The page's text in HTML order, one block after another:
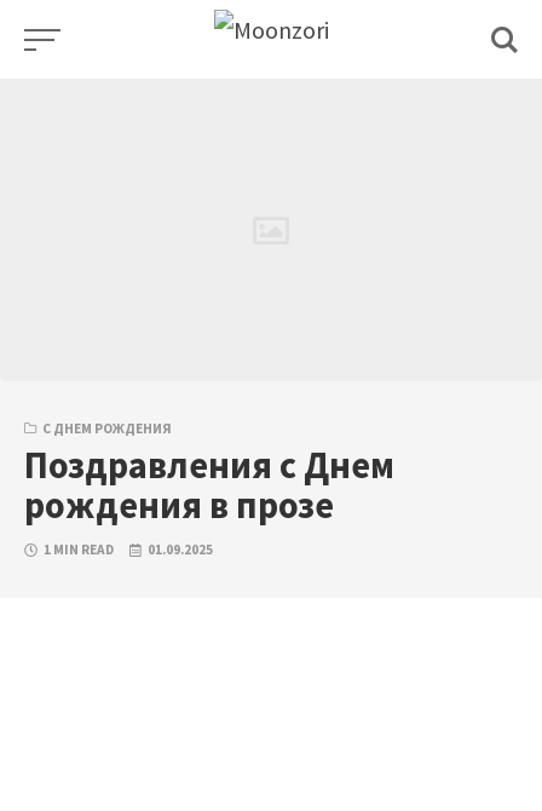
С ДНЕМ РОЖДЕНИЯ
Поздравления с Днем
рождения в прозе
1 MIN READ 01.09.2025